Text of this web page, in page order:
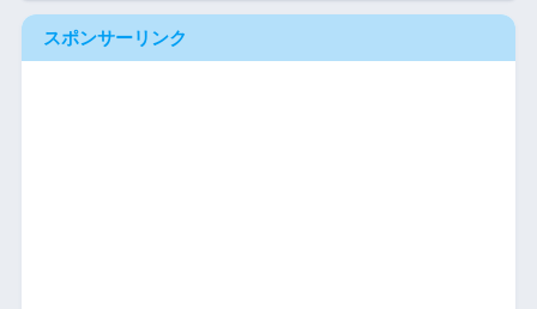
スポンサーリンク